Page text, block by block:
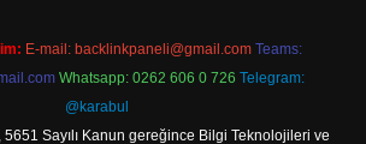
E-mail: backlinkpaneli@gmail.com Teams:
Whatsapp: 0262 606 0 726 Telegram:
@karabul
5651 Sayılı Kanun gereğince Bilgi Teknolojileri ve